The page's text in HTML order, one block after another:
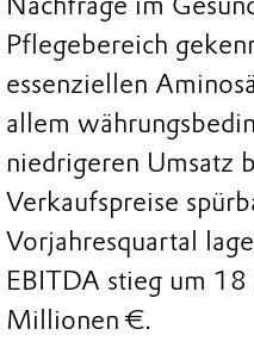
Pflegebereich
essenziellen
allem
niedrigeren Umsatz
Verkaufspreise
Vorjahresquartal
EBITDA stieg um
Millionen €.